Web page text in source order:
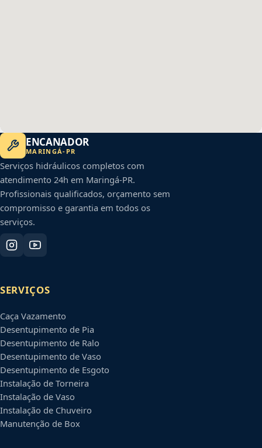
ENCANADOR
MARINGÁ- PR
Serviços hidráulicos completos com
atendimento 24h em Maringá-PR.
Profissionais qualificados, orçamento sem
compromisso e garantia em todos os
serviços.
SERVIÇOS
Caça Vazamento
Desentupimento de Pia
Desentupimento de Ralo
Desentupimento de Vaso
Desentupimento de Esgoto
Instalação de Torneira
Instalação de Vaso
Instalação de Chuveiro
Manutenção de Box